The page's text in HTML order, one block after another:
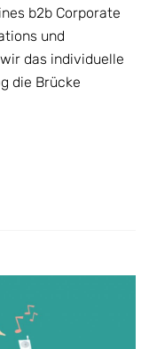
b2b Corporate
und
das individuelle
die Brücke